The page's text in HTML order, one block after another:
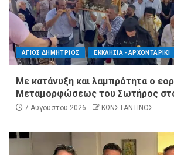
ΑΓΙΟΣ ΔΗΜΗΤΡΙΟΣ ΕΚΚΛΗΣΙΑ - ΑΡΧΟΝΤΑΡΙΚΙ
Με κατάνυξη και λαμπρότητα ο
Μεταμορφώσεως του Σωτήρος
7 Αυγούστου 2026 ΚΩΝΣΤΑΝΤΙΝΟΣ